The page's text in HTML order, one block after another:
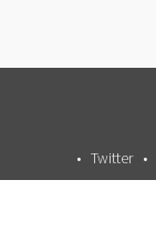
Twitter